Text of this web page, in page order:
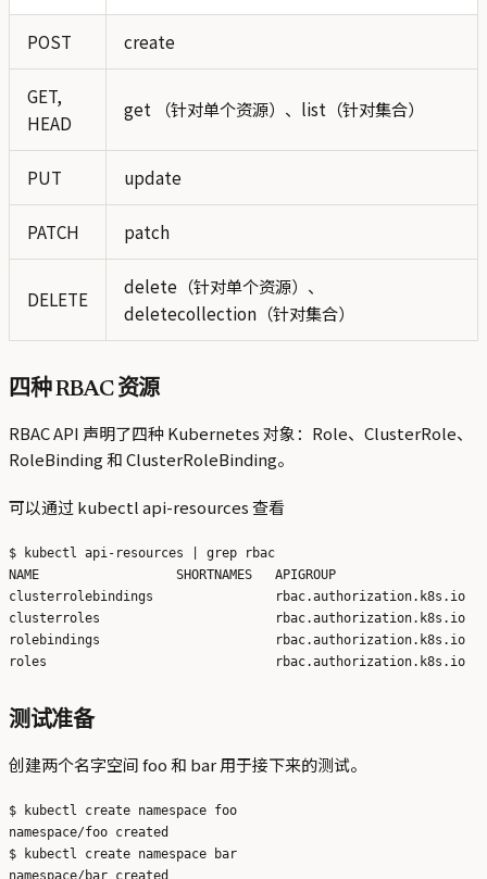
POST create
GET,
HEAD
get （针对单个资源）、list（针对集合）
PUT update
PATCH patch
DELETE
delete（针对单个资源）、
deletecollection（针对集合）
四种 RBAC 资源
RBAC API 声明了四种 Kubernetes 对象：Role、ClusterRole、
RoleBinding 和 ClusterRoleBinding。
可以通过 kubectl api-resources 查看
$ kubectl api-resources | grep rbac
NAME                  SHORTNAMES   APIGROUP
clusterrolebindings                rbac.authorization.k8s.io
clusterroles                       rbac.authorization.k8s.io
rolebindings                       rbac.authorization.k8s.io
测试准备
创建两个名字空间 foo 和 bar 用于接下来的测试。
$ kubectl create namespace foo
namespace/foo created
$ kubectl create namespace bar